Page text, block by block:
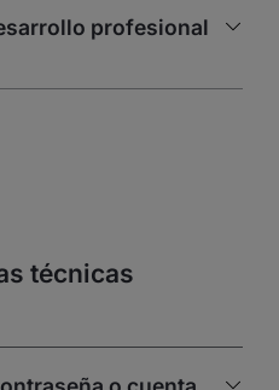
profesional
técnicas